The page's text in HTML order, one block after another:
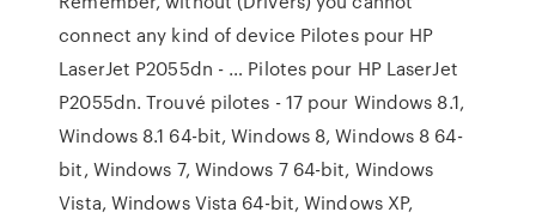
connect any kind of device Pilotes pour HP
LaserJet P2055dn - … Pilotes pour HP LaserJet
P2055dn. Trouvé pilotes - 17 pour Windows 8.1,
Windows 8.1 64-bit, Windows 8, Windows 8 64-
bit, Windows 7, Windows 7 64-bit, Windows
Vista, Windows Vista 64-bit, Windows XP,